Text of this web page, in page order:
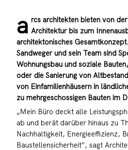
a rcs architekten bieten von
Architektur bis zum
architektonisches
Sandweger und sein Team sind
Wohnungsbau und soziale
oder die Sanierung von
von Einfamilienhäusern in
zu mehrgeschossigen Bauten im
„Mein Büro deckt alle
ab und berät darüber hinaus zu
Nachhaltigkeit, Energieeffizienz,
Baustellensicherheit“, sagt